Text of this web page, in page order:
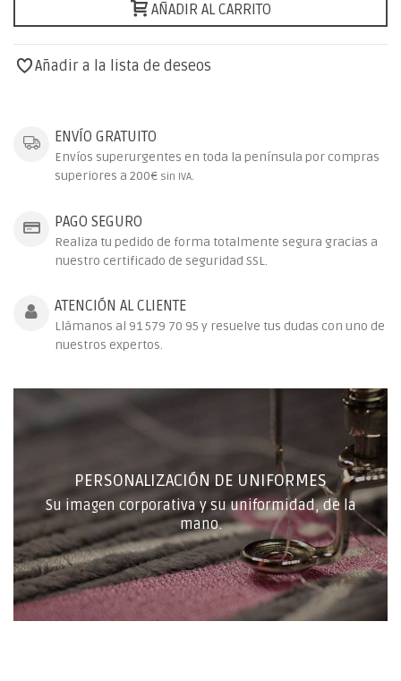
AÑADIR AL CARRITO
Añadir a la lista de deseos
ENVÍO GRATUITO
Envíos superurgentes en toda la península por compras
superiores a 200€ sin IVA.
PAGO SEGURO
Realiza tu pedido de forma totalmente segura gracias a
nuestro certificado de seguridad SSL.
ATENCIÓN AL CLIENTE
Llámanos al 91 579 70 95 y resuelve tus dudas con uno de
nuestros expertos.
PERSONALIZACIÓN DE UNIFORMES
Su imagen corporativa y su uniformidad, de la
mano.